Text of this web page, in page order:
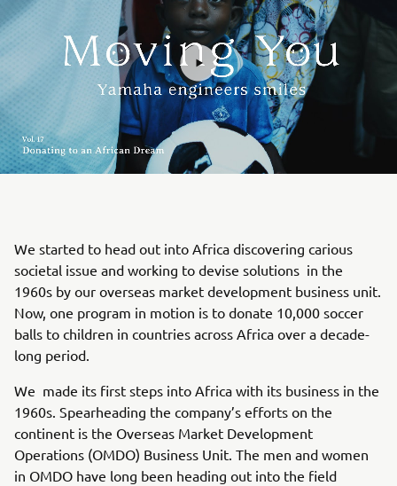
We started to head out into Africa discovering carious
societal issue and working to devise solutions in the
1960s by our overseas market development business unit.
Now, one program in motion is to donate 10,000 soccer
balls to children in countries across Africa over a decade-
long period.
We made its first steps into Africa with its business in the
1960s. Spearheading the company’s efforts on the
continent is the Overseas Market Development
Operations (OMDO) Business Unit. The men and women
in OMDO have long been heading out into the field